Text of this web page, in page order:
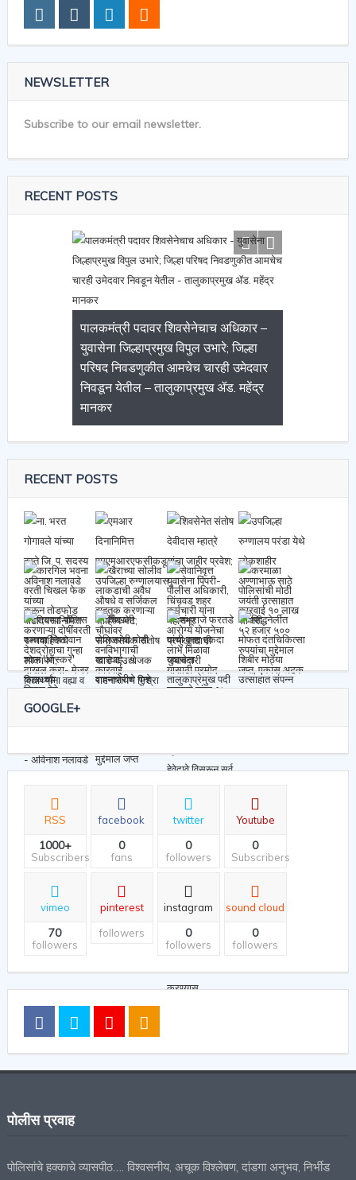
NEWSLETTER
Subscribe to our email newsletter.
RECENT POSTS
पालकमंत्री पदावर शिवसेनेचाच अधिकार –
युवासेना जिल्हाप्रमुख विपुल उभारे; जिल्हा
परिषद निवडणुकीत आमचेच चारही उमेदवार
निवडून येतील – तालुकाप्रमुख ॲड. महेंद्र
मानकर
RECENT POSTS
GOOGLE+
RSS
1000+
Subscribers
facebook
0
fans
twitter
0
followers
Youtube
0
Subscribers
vimeo
70
followers
pinterest
followers
instagram
0
followers
sound cloud
0
followers
पोलीस प्रवाह
पोलिसांचे हक्काचे व्यासपीठ…. विश्वसनीय, अचूक विश्लेषण, दांडगा अनुभव, निर्भीड